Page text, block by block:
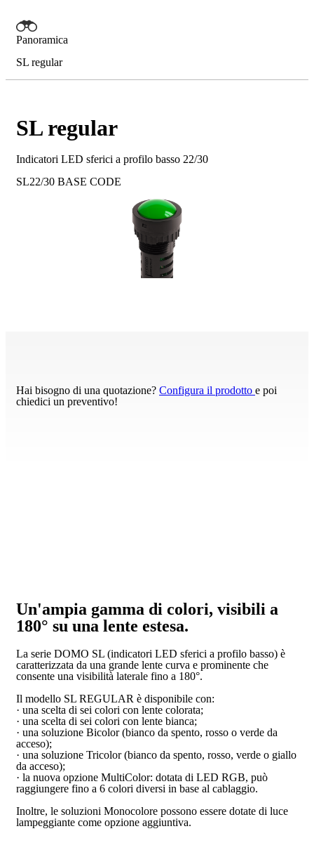
Panoramica
SL regular
SL regular
Indicatori LED sferici a profilo basso 22/30
SL22/30 BASE CODE
Hai bisogno di una quotazione? Configura il prodotto e poi
chiedici un preventivo!
Un'ampia gamma di colori, visibili a
180° su una lente estesa.
La serie DOMO SL (indicatori LED sferici a profilo basso) è
caratterizzata da una grande lente curva e prominente che
consente una visibilità laterale fino a 180°.
Il modello SL REGULAR è disponibile con:
· una scelta di sei colori con lente colorata;
· una scelta di sei colori con lente bianca;
· una soluzione Bicolor (bianco da spento, rosso o verde da
acceso);
· una soluzione Tricolor (bianco da spento, rosso, verde o giallo
da acceso);
· la nuova opzione MultiColor: dotata di LED RGB, può
raggiungere fino a 6 colori diversi in base al cablaggio.
Inoltre, le soluzioni Monocolore possono essere dotate di luce
lampeggiante come opzione aggiuntiva.